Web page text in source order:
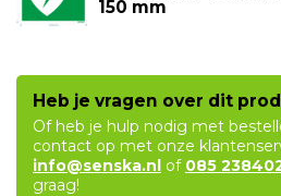
150 mm
Heb je vragen over dit
Of heb je hulp nodig met
contact op met onze
info@senska.nl of 085
graag!